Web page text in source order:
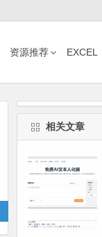
资源推荐 EXCEL
相关文章